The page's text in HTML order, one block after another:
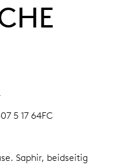
5 17 64FC
Saphir, beidseitig